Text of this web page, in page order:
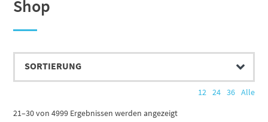
Shop
21–30 von 4999 Ergebnissen werden angezeigt
12 24 36 Alle